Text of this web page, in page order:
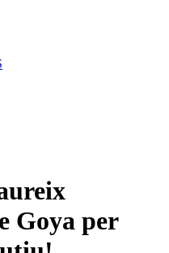
Goya per